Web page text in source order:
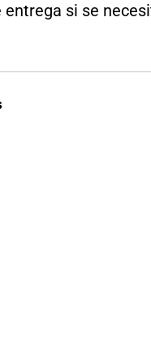
entrega si se